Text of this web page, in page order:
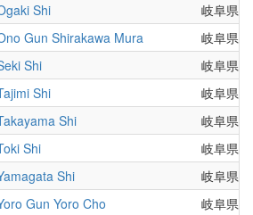
Shi
岐阜県
Gun Shirakawa Mura
岐阜県
Shi
岐阜県
Shi
岐阜県
Shi
岐阜県
Shi
岐阜県
Shi
岐阜県
Gun Yoro Cho 岐阜県